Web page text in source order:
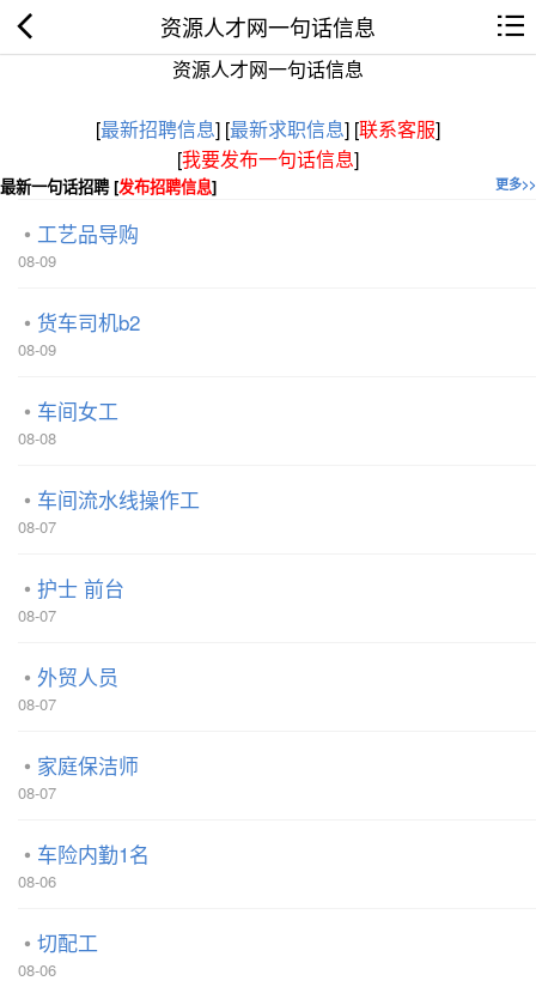
资源人才网一句话信息
资源人才网一句话信息
[最新招聘信息] [最新求职信息] [联系客服]
[我要发布一句话信息]
更多>>
最新一句话招聘 [发布招聘信息]
工艺品导购
08-09
货车司机b2
08-09
车间女工
08-08
车间流水线操作工
08-07
护士 前台
08-07
外贸人员
08-07
家庭保洁师
08-07
车险内勤1名
08-06
切配工
08-06